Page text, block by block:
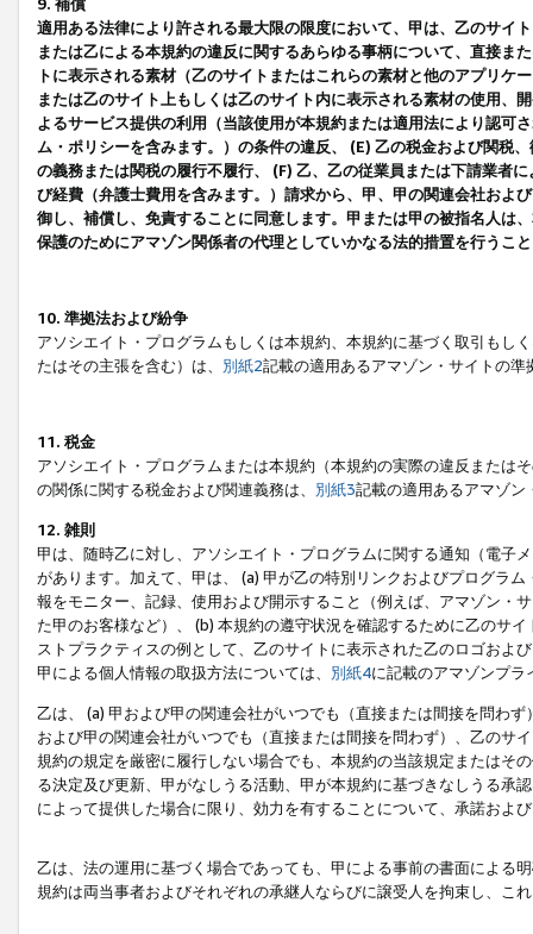
9. 補償
適用ある法律により許される最大限の限度において、甲は、乙のサイ
または乙による本規約の違反に関するあらゆる事柄について、直接ま
トに表示される素材（乙のサイトまたはこれらの素材と他のアプリ
または乙のサイト上もしくは乙のサイト内に表示される素材の使用、
よるサービス提供の利用（当該使用が本規約または適用法により認可
ム・ポリシーを含みます。）の条件の違反、 (E) 乙の税金および関税
の義務または関税の履行不履行、 (F) 乙、乙の従業員または下請業者
び経費（弁護士費用を含みます。）請求から、甲、甲の関連会社およ
御し、補償し、免責することに同意します。甲または甲の被指名人は
保護のためにアマゾン関係者の代理としていかなる法的措置を行うこ
10. 準拠法および紛争
アソシエイト・プログラムもしくは本規約、本規約に基づく取引もし
たはその主張を含む）は、 別紙2記載の適用あるアマゾン・サイトの
11. 税金
アソシエイト・プログラムまたは本規約（本規約の実際の違反または
の関係に関する税金および関連義務は、 別紙3記載の適用あるアマゾン
12. 雑則
甲は、随時乙に対し、アソシエイト・プログラムに関する通知（電子
があります。加えて、甲は、 (a) 甲が乙の特別リンクおよびプログラ
報をモニター、記録、使用および開示すること（例えば、アマゾン・
た甲のお客様など）、 (b) 本規約の遵守状況を確認するために乙のサ
ストプラクティスの例として、乙のサイトに表示された乙のロゴおよ
甲による個人情報の取扱方法については、 別紙4に記載のアマゾンプ
乙は、 (a) 甲および甲の関連会社がいつでも（直接または間接を問わ
および甲の関連会社がいつでも（直接または間接を問わず）、乙のサ
規約の規定を厳密に履行しない場合でも、本規約の当該規定またはそ
る決定及び更新、甲がなしうる活動、甲が本規約に基づきなしうる承
によって提供した場合に限り、効力を有することについて、承諾およ
乙は、法の運用に基づく場合であっても、甲による事前の書面による
規約は両当事者およびそれぞれの承継人ならびに譲受人を拘束し、こ